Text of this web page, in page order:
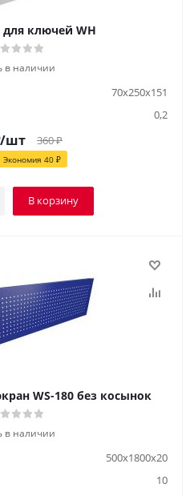
ключей WH
в наличии
70x250x151
0,2
/шт 360₽
Экономия 40 ₽
В корзину
WS-180 без косынок
в наличии
500x1800x20
10